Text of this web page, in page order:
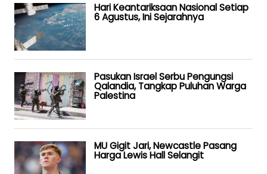
Hari Keantariksaan Nasional Setiap
6 Agustus, Ini Sejarahnya
Pasukan Israel Serbu Pengungsi
Qalandia, Tangkap Puluhan Warga
Palestina
MU Gigit Jari, Newcastle Pasang
Harga Lewis Hall Selangit